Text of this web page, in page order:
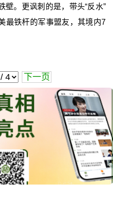
壁。更讽刺的是，带头“反水”
最铁杆的军事盟友，其境内7
下一页